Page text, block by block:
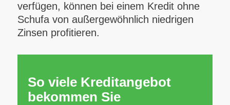
verfügen, können bei einem Kredit ohne
Schufa von außergewöhnlich niedrigen
Zinsen profitieren.
So viele Kreditangebot
bekommen Sie